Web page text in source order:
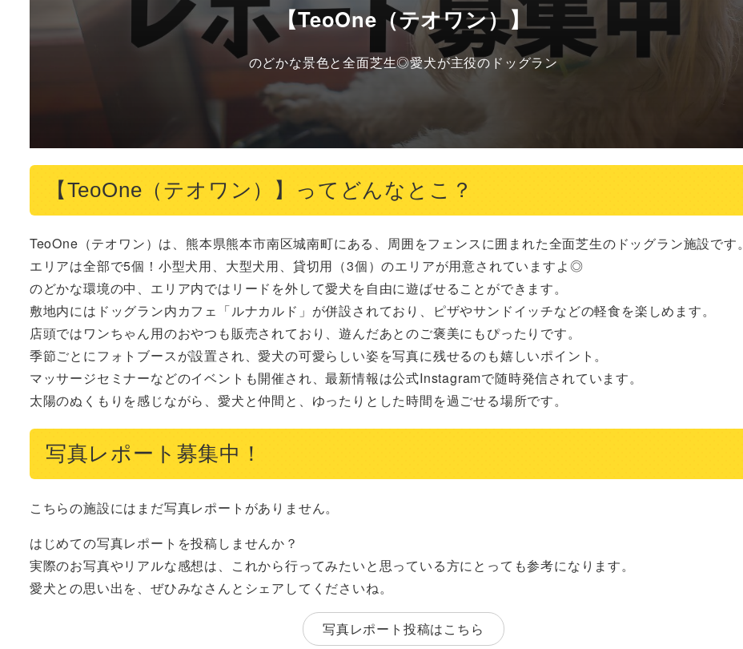
【TeoOne（テオワン）】
のどかな景色と全面芝生◎愛犬が主役のドッグラン
【TeoOne（テオワン）】ってどんなとこ？
TeoOne（テオワン）は、熊本県熊本市南区城南町にある、周囲をフェンスに囲まれた全面芝生のドッグラン施設です。
エリアは全部で5個！小型犬用、大型犬用、貸切用（3個）のエリアが用意されていますよ◎
のどかな環境の中、エリア内ではリードを外して愛犬を自由に遊ばせることができます。
敷地内にはドッグラン内カフェ「ルナカルド」が併設されており、ピザやサンドイッチなどの軽食を楽しめます。
店頭ではワンちゃん用のおやつも販売されており、遊んだあとのご褒美にもぴったりです。
季節ごとにフォトブースが設置され、愛犬の可愛らしい姿を写真に残せるのも嬉しいポイント。
マッサージセミナーなどのイベントも開催され、最新情報は公式Instagramで随時発信されています。
太陽のぬくもりを感じながら、愛犬と仲間と、ゆったりとした時間を過ごせる場所です。
写真レポート募集中！
こちらの施設にはまだ写真レポートがありません。
はじめての写真レポートを投稿しませんか？
実際のお写真やリアルな感想は、これから行ってみたいと思っている方にとっても参考になります。
愛犬との思い出を、ぜひみなさんとシェアしてくださいね。
写真レポート投稿はこちら